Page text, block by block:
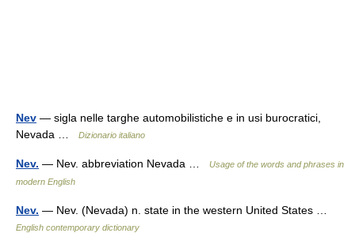
Nev — sigla nelle targhe automobilistiche e in usi burocratici,
Nevada …
Dizionario italiano
Nev. — Nev. abbreviation Nevada …
Usage of the words and phrases in
modern English
Nev. — Nev. (Nevada) n. state in the western United States …
English contemporary dictionary